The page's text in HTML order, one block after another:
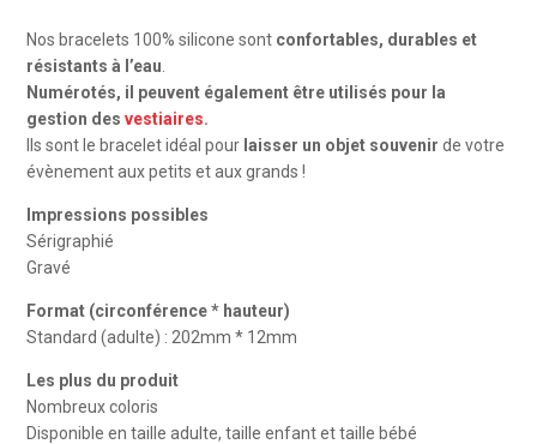
Bracelets
silicone
Nos bracelets 100% silicone sont confortables, durables et
résistants à l’eau
Numérotés, il peuvent également être utilisés pour la
gestion desvestiaires.
Ils sont le bracelet idéal pour laisser un objet souvenir de votre
évènement aux petits et aux grands !
Impressions possibles
Sérigraphié
Gravé
Format (circonférence * hauteur)
Standard (adulte) : 202mm * 12mm
Les plus du produit
Nombreux coloris
Disponible en taille adulte, taille enfant et taille bébé